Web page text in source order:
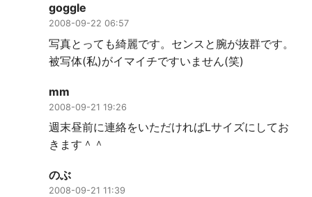
goggle
2008-09-22 06:57
写真とっても綺麗です。センスと腕が抜群です。
被写体(私)がイマイチですいません(笑)
mm
2008-09-21 19:26
週末昼前に連絡をいただければLサイズにしてお
きます＾＾
のぶ
2008-09-21 11:39